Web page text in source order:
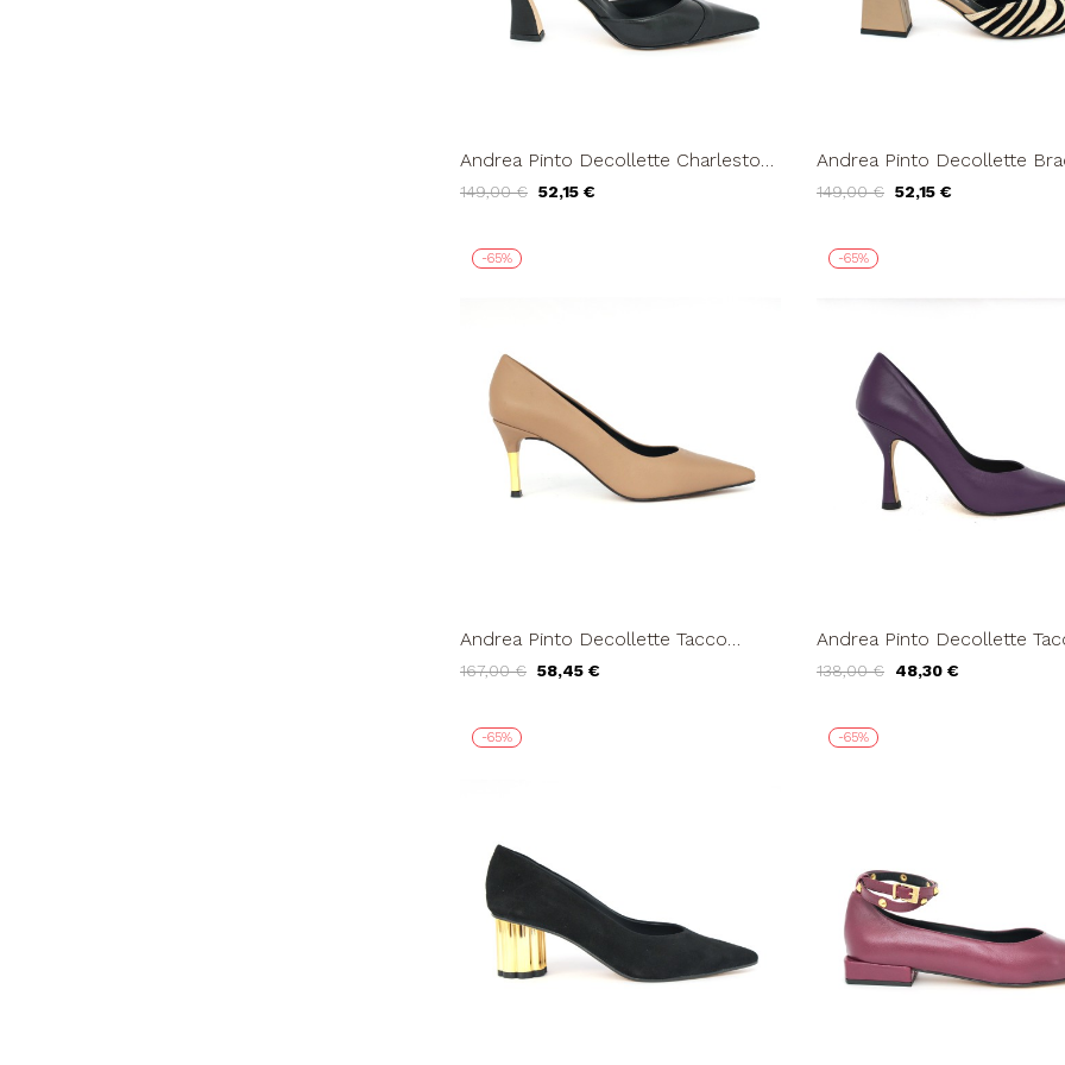
Andrea Pinto Decollette Charleston
149,00 € 52,15 €
Andrea Pinto Decollette
149,00 € 52,15 €
-65%
Andrea Pinto Decollette Tacco
167,00 € 58,45 €
-65%
Andrea Pinto Decollette
138,00 € 48,30 €
-65% -65%